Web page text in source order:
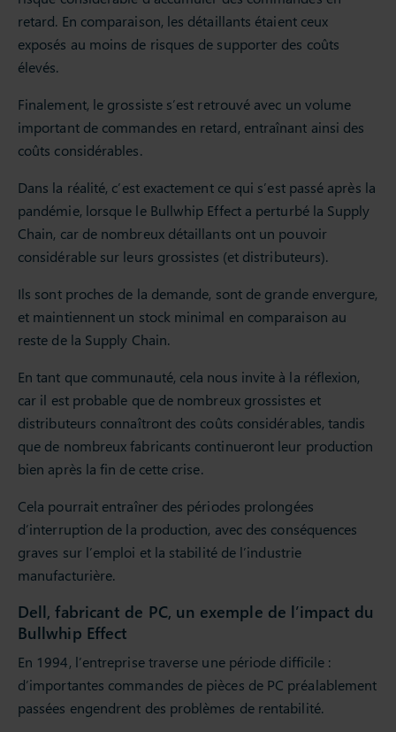
retard. En comparaison, les détaillants étaient ceux
exposés au moins de risques de supporter des coûts
élevés.
Finalement, le grossiste s’est retrouvé avec un volume
important de commandes en retard, entraînant ainsi des
coûts considérables.
Dans la réalité, c’est exactement ce qui s’est passé après la
pandémie, lorsque le Bullwhip Effect a perturbé la Supply
Chain, car de nombreux détaillants ont un pouvoir
considérable sur leurs grossistes (et distributeurs).
Ils sont proches de la demande, sont de grande envergure,
et maintiennent un stock minimal en comparaison au
reste de la Supply Chain.
En tant que communauté, cela nous invite à la réflexion,
car il est probable que de nombreux grossistes et
distributeurs connaîtront des coûts considérables, tandis
que de nombreux fabricants continueront leur production
bien après la fin de cette crise.
Cela pourrait entraîner des périodes prolongées
d’interruption de la production, avec des conséquences
graves sur l’emploi et la stabilité de l’industrie
manufacturière.
Dell, fabricant de PC, un exemple de l’impact du
Bullwhip Effect
En 1994, l’entreprise traverse une période difficile :
d’importantes commandes de pièces de PC préalablement
passées engendrent des problèmes de rentabilité.